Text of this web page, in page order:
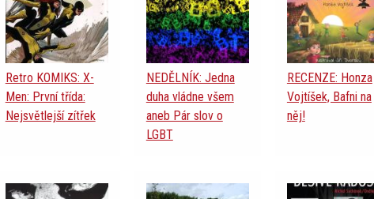
Retro KOMIKS: X-
Men: První třída:
Nejsvětlejší zítřek
NEDĚLNÍK: Jedna
duha vládne všem
aneb Pár slov o
LGBT
RECENZE: Honza
Vojtíšek, Bafni na
něj!